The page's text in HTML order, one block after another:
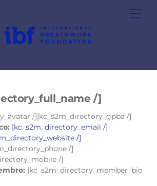
/]
/][kc_s2m_directory_gpba /]
[kc_s2m_directory_email /]
/]
/]
/]
[kc_s2m_directory_member_bio